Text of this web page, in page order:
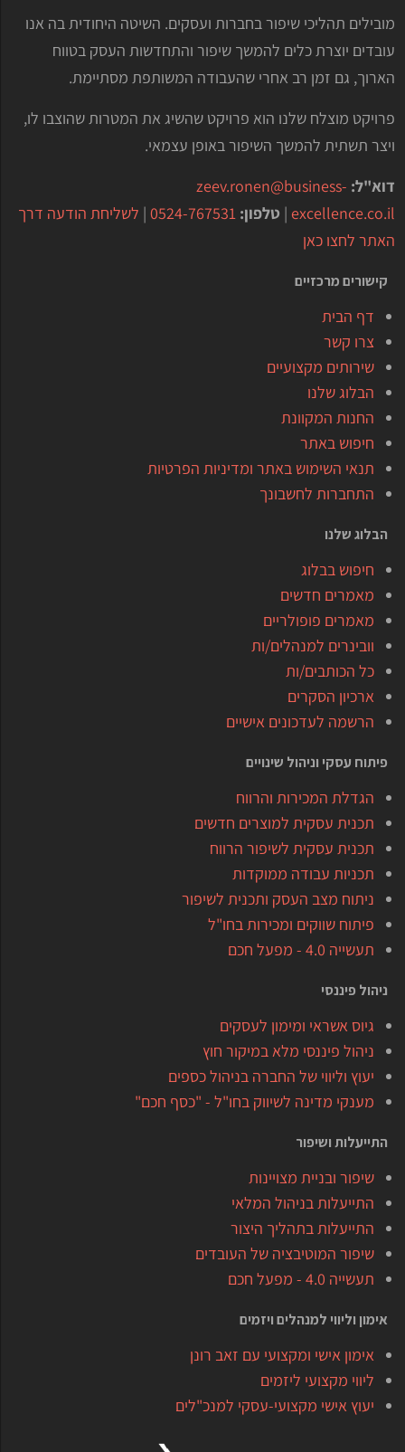
מובילים תהליכי שיפור בחברות ועסקים. השיטה היחודית בה אנו
עובדים יוצרת כלים להמשך שיפור והתחדשות העסק בטווח
הארוך, גם זמן רב אחרי שהעבודה המשותפת מסתיימת.
פרויקט מוצלח שלנו הוא פרויקט שהשיג את המטרות שהוצבו לו,
ויצר תשתית להמשך השיפור באופן עצמאי.
דוא"ל: zeev.ronen@business-
excellence.co.il
| טלפון: 0524-767531
| לשליחת הודעה דרך
האתר לחצו כאן
קישורים מרכזיים
דף הבית
צרו קשר
שירותים מקצועיים
הבלוג שלנו
החנות המקוונת
חיפוש באתר
תנאי השימוש באתר ומדיניות הפרטיות
התחברות לחשבונך
הבלוג שלנו
חיפוש בבלוג
מאמרים חדשים
מאמרים פופולריים
וובינרים למנהלים/ות
כל הכותבים/ות
ארכיון הסקרים
הרשמה לעדכונים אישיים
פיתוח עסקי וניהול שינויים
הגדלת המכירות והרווח
תכנית עסקית למוצרים חדשים
תכנית עסקית לשיפור הרווח
תכניות עבודה ממוקדות
ניתוח מצב העסק ותכנית לשיפור
פיתוח שווקים ומכירות בחו"ל
תעשייה 4.0 - מפעל חכם
ניהול פיננסי
גיוס אשראי ומימון לעסקים
ניהול פיננסי מלא במיקור חוץ
יעוץ וליווי של החברה בניהול כספים
מענקי מדינה לשיווק בחו"ל - "כסף חכם"
התייעלות ושיפור
שיפור ובניית מצויינות
התייעלות בניהול המלאי
התייעלות בתהליך היצור
שיפור המוטיבציה של העובדים
תעשייה 4.0 - מפעל חכם
אימון וליווי למנהלים ויזמים
אימון אישי ומקצועי עם זאב רונן
ליווי מקצועי ליזמים
יעוץ אישי מקצועי-עסקי למנכ"לים